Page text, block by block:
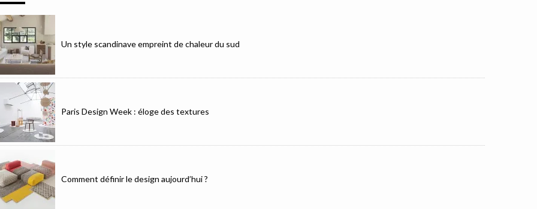
Un style scandinave empreint de chaleur du sud
Paris Design Week : éloge des textures
Comment définir le design aujourd’hui ?